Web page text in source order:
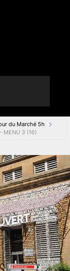
du Marché 5h
MENU 3 (16)